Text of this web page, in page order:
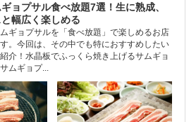
ョプサル食べ放題7選！生に熟成、
幅広く楽しめる
ギョプサルを「食べ放題」で楽しめるお店
。今回は、その中でも特におすすめしたい
介！水晶板でふっくら焼き上げるサムギョ
ムギョプ...